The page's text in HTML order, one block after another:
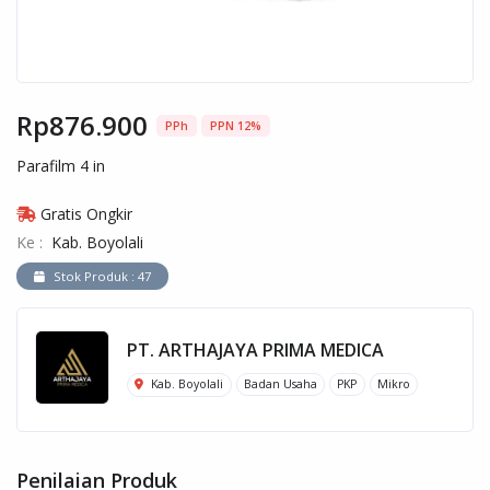
Rp876.900 PPh PPN 12%
Parafilm 4 in
Gratis Ongkir
Ke : Kab. Boyolali
Stok Produk : 47
PT. ARTHAJAYA PRIMA MEDICA
Kab. Boyolali Badan Usaha PKP Mikro
Penilaian Produk